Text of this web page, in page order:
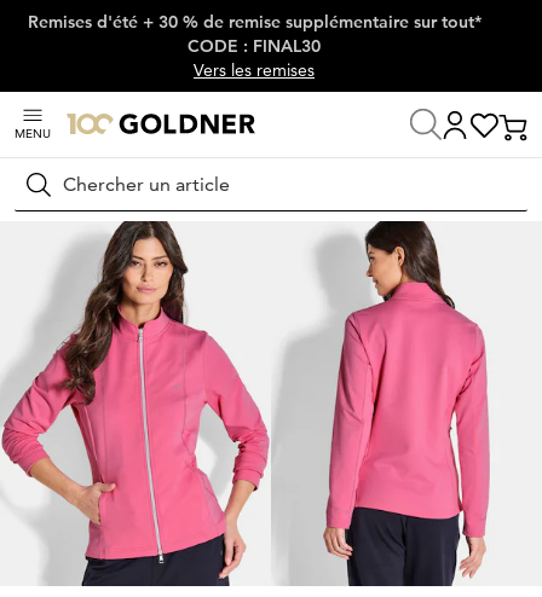
Passer la navigation, aller directement au contenu
Remises d'été + 30 % de remise supplémentaire sur tout*
CODE : FINAL30
Vers les remises
MENU
Rechercher
Maison Mode femme Vestes & blazers